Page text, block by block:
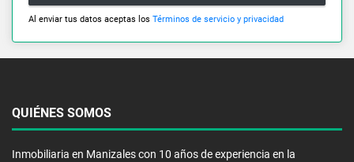
Al enviar tus datos aceptas los Términos de servicio y privacidad
QUIÉNES SOMOS
Inmobiliaria en Manizales con 10 años de experiencia en la